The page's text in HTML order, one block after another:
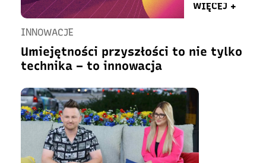
WIĘCEJ +
INNOWACJE
Umiejętności przyszłości to nie tylko
technika – to innowacja